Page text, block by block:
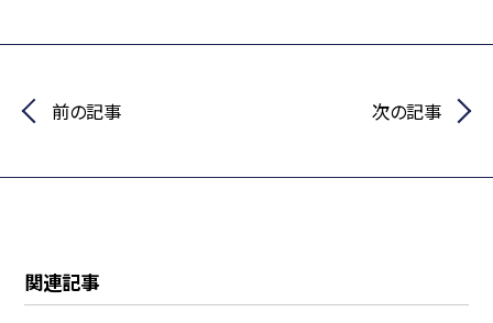
前の記事 次の記事
関連記事